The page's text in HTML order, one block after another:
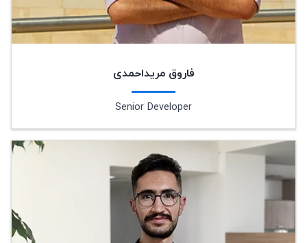
فاروق مریداحمدی
Senior Developer